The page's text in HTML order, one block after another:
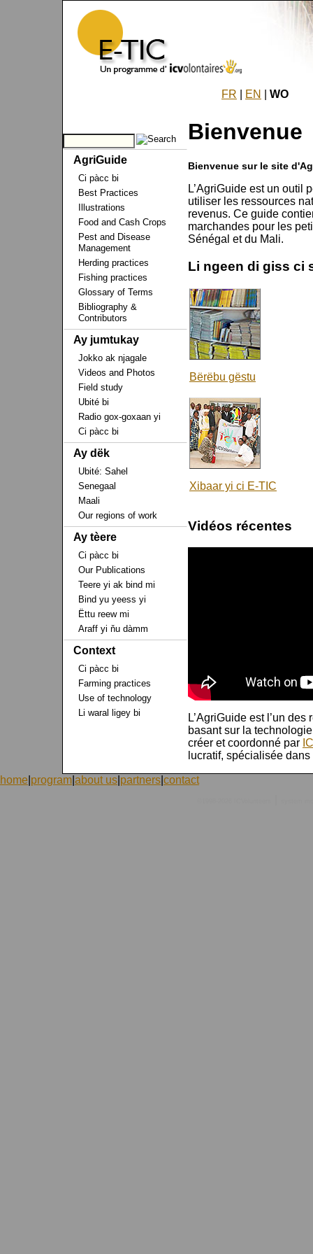
AgriGuide
Ci pàcc bi
Best Practices
Illustrations
Food and Cash Crops
Pest and Disease
Management
Herding practices
Fishing practices
Glossary of Terms
Bibliography &
Contributors
Ay jumtukay
Jokko ak njagale
Videos and Photos
Field study
Ubité bi
Radio gox-goxaan yi
Ci pàcc bi
Ay dëk
Ubité: Sahel
Senegaal
Maali
Our regions of work
Ay tèere
Ci pàcc bi
Our Publications
Teere yi ak bind mi
Bind yu yeess yi
Ëttu reew mi
Araff yi ňu dàmm
Context
Ci pàcc bi
Farming practices
Use of technology
Li waral ligey bi
FR EN WO
Bienvenue
Bienvenue sur le site
L’AgriGuide est un outil
utiliser les ressources
revenus. Ce guide
marchandes pour les
Sénégal et du Mali.
Li ngeen di giss ci
Bërëbu gëstu
Xibaar yi ci E-TIC
Vidéos récentes
L’AgriGuide est l’un
basant sur la
créer et coordonné par
lucratif, spécialisée
home program about us partners contact